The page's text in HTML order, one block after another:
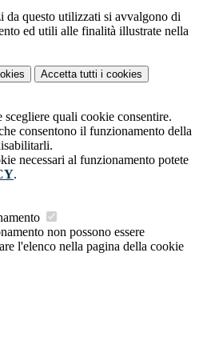
da questo utilizzati si avvalgono di
ed utili alle finalità illustrate nella
Accetta tutti i cookies
scegliere quali cookie consentire.
consentono il funzionamento della
necessari al funzionamento potete
.
non possono essere
l'elenco nella pagina della cookie